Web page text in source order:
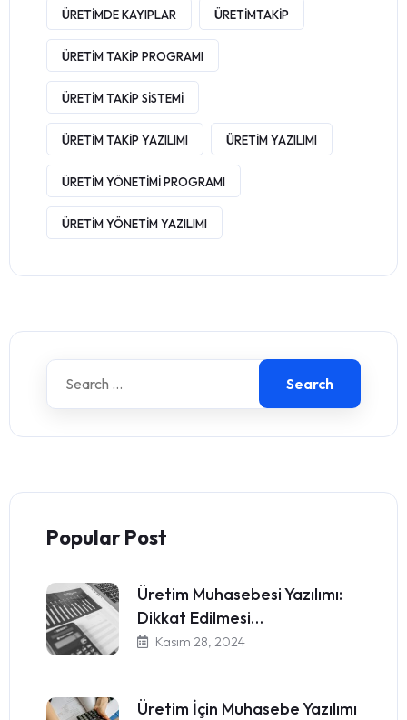
ÜRETIMDE KAYIPLAR ÜRETIMTAKIP
ÜRETIM TAKIP PROGRAMI
ÜRETIM TAKIP SISTEMI
ÜRETIM TAKIP YAZILIMI ÜRETIM YAZILIMI
ÜRETIM YÖNETIMI PROGRAMI
ÜRETIM YÖNETIM YAZILIMI
Search
Popular Post
Üretim Muhasebesi Yazılımı:
Dikkat Edilmesi…
Kasım 28, 2024
Üretim İçin Muhasebe Yazılımı